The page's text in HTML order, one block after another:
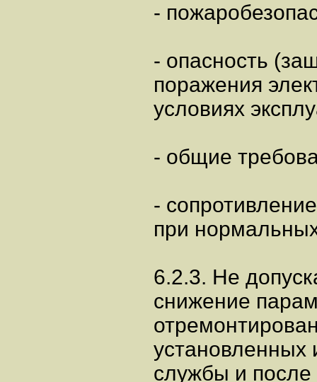
-
- опасность
поражения
условиях
- общие
-
при
6.2.3. Не
снижение
установленных
службы и после